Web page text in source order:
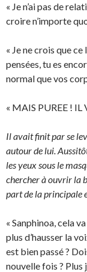
« Je n’ai pas de
croire n’importe
« Je ne crois que ce
pensées, tu es
normal que vos
« MAIS PUREE !
Il avait finit par se
autour de lui.
les yeux sous le
chercher à ouvrir la
part de la principale
« Sanphinoa, cela
plus d’hausser la
est bien passé ?
nouvelle fois ? Plus